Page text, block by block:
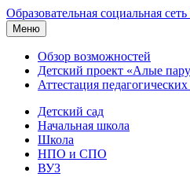
Образовательная социальная сеть
Меню
Обзор возможностей
Детский проект «Алые
Аттестация
Детский сад
Начальная школа
Школа
НПО и СПО
ВУЗ